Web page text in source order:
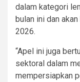
dalam kategori
bulan ini dan
2026.
“Apel ini juga
sektoral dalam
mempersiapkan